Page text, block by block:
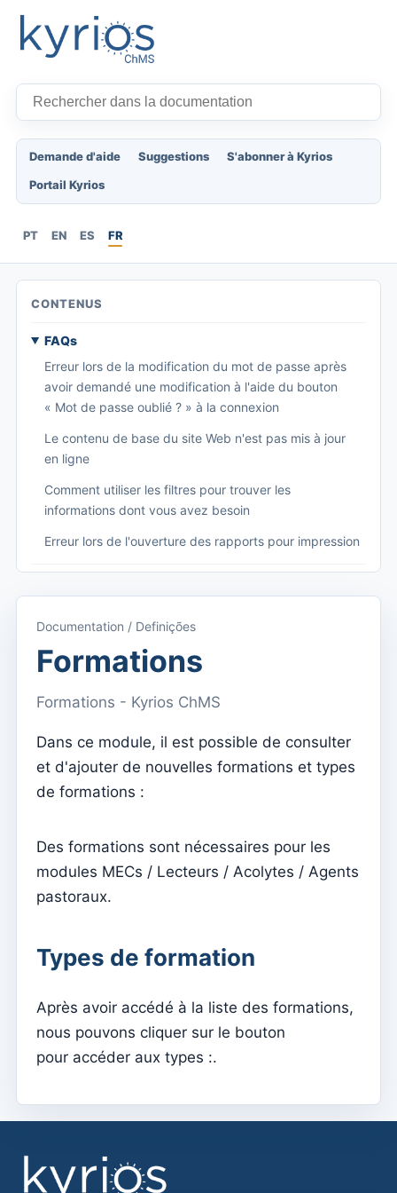
Demande d'aide Suggestions
S'abonner à Kyrios
Portail Kyrios
PT EN ES FR
CONTENUS
FAQs
Erreur lors de la modification du mot de passe après
avoir demandé une modification à l'aide du bouton
« Mot de passe oublié ? » à la connexion
Le contenu de base du site Web n'est pas mis à jour
en ligne
Comment utiliser les filtres pour trouver les
informations dont vous avez besoin
Erreur lors de l'ouverture des rapports pour impression
Accès à la documentation
Menu principal (applications)
Basculer entre les abonnements
Dashboard
Tableau de bord
Curé de la paroisse
Changer le mot de passe
Changer de langue
se déconnecter
Configurer un compte SMTP pour envoyer des emails
Réveillon du Nouvel An
Documentation / Definições
Formations
Formations - Kyrios ChMS
Dans ce module, il est possible de consulter
et d'ajouter de nouvelles formations et types
de formations :
Des formations sont nécessaires pour les
modules MECs / Lecteurs / Acolytes / Agents
pastoraux.
Types de formation
Après avoir accédé à la liste des formations,
nous pouvons cliquer sur le bouton
pour accéder aux types :.